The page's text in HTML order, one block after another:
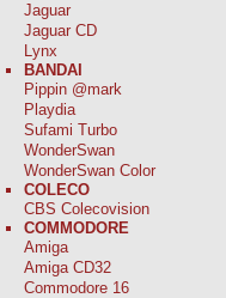
Jaguar
Jaguar CD
Lynx
BANDAI
Pippin @mark
Playdia
Sufami Turbo
WonderSwan
WonderSwan Color
COLECO
CBS Colecovision
COMMODORE
Amiga
Amiga CD32
Commodore 16